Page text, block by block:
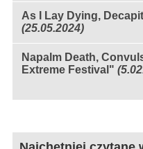
As I Lay Dying,
(25.05.2024)
Napalm Death,
Extreme Festival"